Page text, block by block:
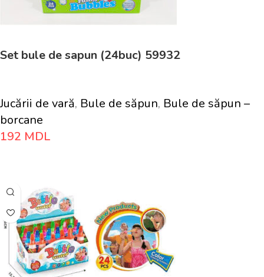
Set bule de sapun (24buc) 59932
Jucării de vară, Bule de săpun, Bule de săpun –
borcane
192 MDL